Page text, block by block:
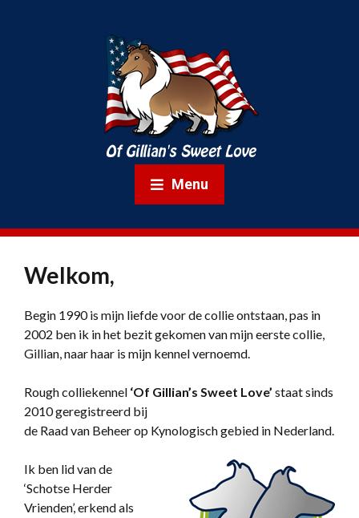
Menu
Welkom,
Begin 1990 is mijn liefde voor de collie ontstaan, pas in
2002 ben ik in het bezit gekomen van mijn eerste collie,
Gillian, naar haar is mijn kennel vernoemd.
Rough colliekennel ‘Of Gillian’s Sweet Love’ staat sinds
2010 geregistreerd bij
de Raad van Beheer op Kynologisch gebied in Nederland.
Ik ben lid van de
‘Schotse Herder
Vrienden’, erkend als